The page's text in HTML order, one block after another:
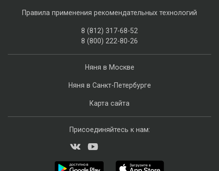
Няня в Москве
Няня в Санкт-Петербурге
Карта сайта
Правила применения рекомендательных технологий
8 (812) 317-68-52
8 (800) 222-80-26
Присоединяйтесь к нам: